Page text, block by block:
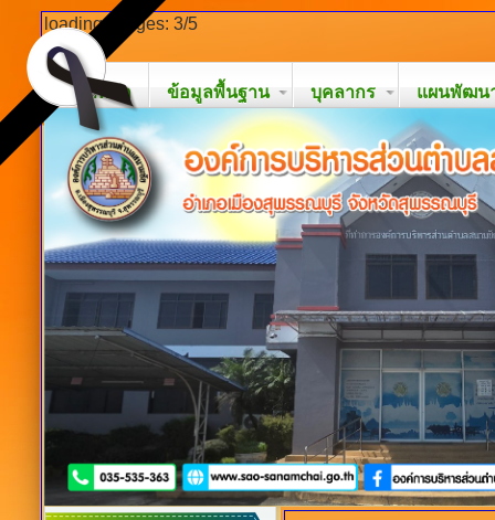
loading images: 3/5
หน้าหลัก ข้อมูลพื้นฐาน บุคลากร แผนพัฒน